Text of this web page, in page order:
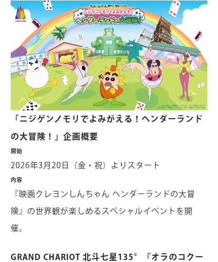
「ニジゲンノモリでよみがえる！ヘンダーランド
の大冒険！」企画概要
開始
2026年3月20日（金・祝）よりスタート
内容
『映画クレヨンしんちゃん ヘンダーランドの大冒
険』の世界観が楽しめるスペシャルイベントを開
催。
GRAND CHARIOT 北斗七星135°『オラのコクー